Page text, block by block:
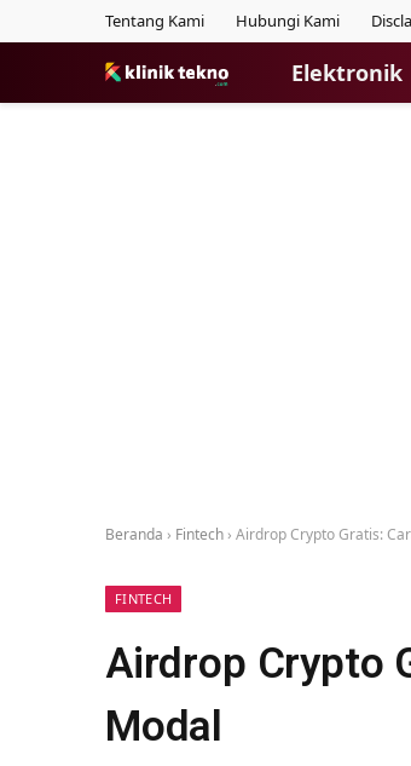
Tentang Kami Hubungi Kami
Elektronik
Beranda › Fintech › Airdrop Crypto Gratis:
FINTECH
Airdrop Crypto
Modal